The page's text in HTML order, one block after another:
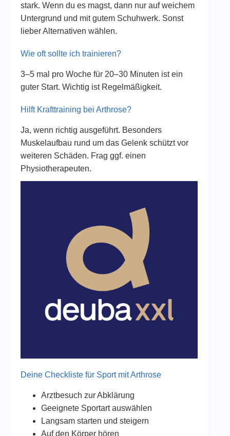
stark. Wenn du es magst, dann nur auf weichem
Untergrund und mit gutem Schuhwerk. Sonst
lieber Alternativen wählen.
Wie oft sollte ich trainieren?
3–5 mal pro Woche für 20–30 Minuten ist ein
guter Start. Wichtig ist Regelmäßigkeit.
Hilft Krafttraining bei Arthrose?
Ja, wenn richtig ausgeführt. Besonders
Muskelaufbau rund um das Gelenk schützt vor
weiteren Schäden. Frag ggf. einen
Physiotherapeuten.
Deine Checkliste für Sport mit Arthrose
Arztbesuch zur Abklärung
Geeignete Sportart auswählen
Langsam starten und steigern
Auf den Körper hören